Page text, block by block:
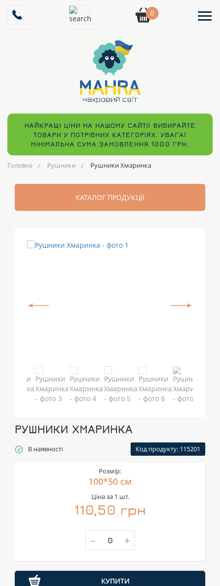
0
НАЙКРАЩІ ЦІНИ НА НАШОМУ САЙТІ! ВИБИРАЙТЕ
ТОВАРИ У ПОТРІБНИХ КАТЕГОРІЯХ. УВАГА!
МІНІМАЛЬНА СУМА ЗАМОВЛЕННЯ 1000 ГРН.
Головна Рушники Рушники Хмаринка
КАТАЛОГ ПРОДУКЦІЇ
РУШНИКИ ХМАРИНКА
В наявності Код продукту: 115201
Розмір:
100*50 см
Ціна за 1 шт.
110,50 грн
- +
КУПИТИ